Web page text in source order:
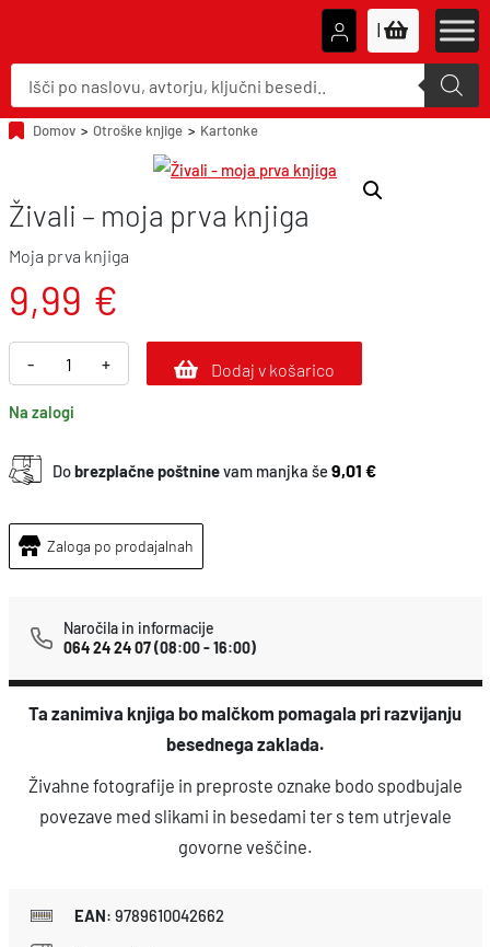
P
o
d
u
c
e
a
c
h
|
Domov > Otroške knjige > Kartonke
Živali – moja prva knjiga
Moja prva knjiga
9,99 €
-
i
v
a
l
+ Dodaj v košarico
Na zalogi
Dobrezplačne poštninevam manjka še9,01 €
Zaloga po prodajalnah
Naročila in informacije
064 24 24 07(08:00 - 16:00)
Ta zanimiva knjiga bo malčkom pomagala pri razvijanju
besednega zaklada.
Živahne fotografije in preproste oznake bodo spodbujale
povezave med slikami in besedami ter s tem utrjevale
govorne veščine.
EAN: 9789610042662